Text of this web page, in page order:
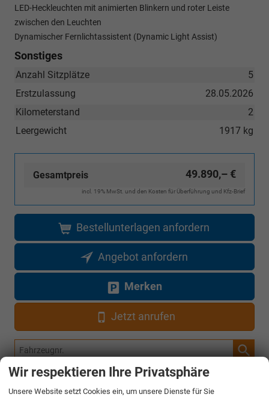
LED-Heckleuchten mit animierten Blinkern und roter Leiste
zwischen den Leuchten
Dynamischer Fernlichtassistent (Dynamic Light Assist)
Sonstiges
5
Anzahl Sitzplätze
28.05.2026
Erstzulassung
2
Kilometerstand
1917 kg
Leergewicht
Gesamtpreis 49.890,– €
incl. 19% MwSt. und den Kosten für Überführung und Kfz-Brief
Bestellunterlagen anfordern
Angebot anfordern
Merken
Jetzt anrufen
Fahrzeugnr.
Wir respektieren Ihre Privatsphäre
Unsere Website setzt Cookies ein, um unsere Dienste für Sie